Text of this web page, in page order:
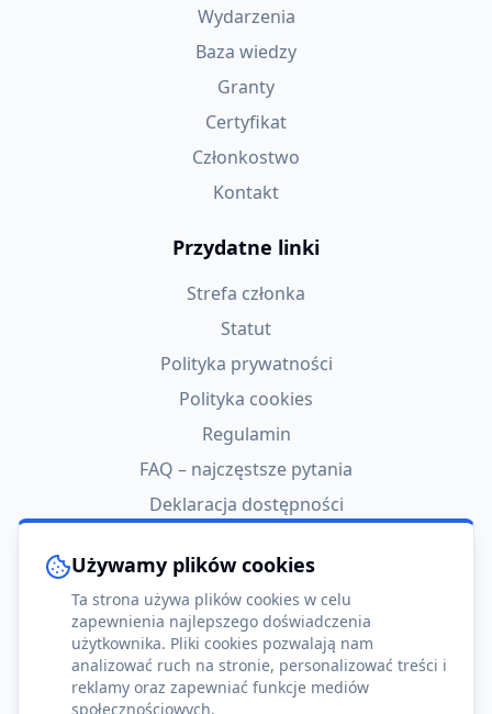
Wydarzenia
Baza wiedzy
Granty
Certyfikat
Członkostwo
Kontakt
Przydatne linki
Strefa członka
Statut
Polityka prywatności
Polityka cookies
Regulamin
FAQ – najczęstsze pytania
Deklaracja dostępności
Kontakt
Ziołowa 45-47
40-635 Katowice, Polska
+48 513 190 514
Używamy plików cookies
Ta strona używa plików cookies w celu
zapewnienia najlepszego doświadczenia
użytkownika. Pliki cookies pozwalają nam
analizować ruch na stronie, personalizować treści i
reklamy oraz zapewniać funkcje mediów
społecznościowych.